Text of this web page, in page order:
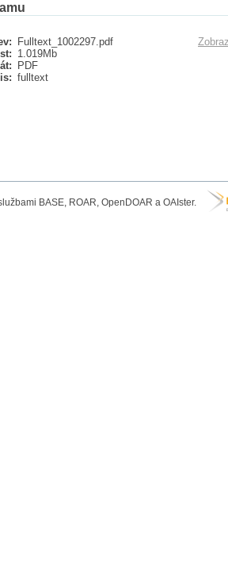
Fulltext_1002297.pdf
1.019Mb
PDF
fulltext
BASE, ROAR, OpenDOAR a OAIster.